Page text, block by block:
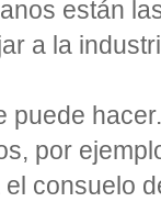
están
a la
puede
por
consuelo